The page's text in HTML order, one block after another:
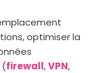
optimiser la
(firewall,VPN,